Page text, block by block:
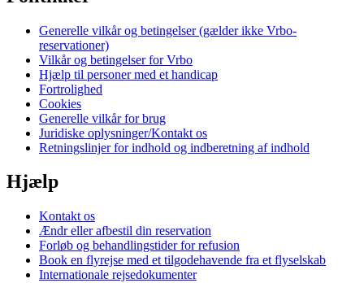
Generelle vilkår og betingelser (gælder ikke Vrbo-
reservationer)
Vilkår og betingelser for Vrbo
Hjælp til personer med et handicap
Fortrolighed
Cookies
Generelle vilkår for brug
Juridiske oplysninger/Kontakt os
Retningslinjer for indhold og indberetning af indhold
Hjælp
Kontakt os
Ændr eller afbestil din reservation
Forløb og behandlingstider for refusion
Book en flyrejse med et tilgodehavende fra et flyselskab
Internationale rejsedokumenter